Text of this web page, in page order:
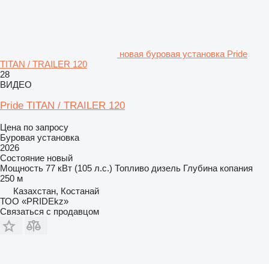
новая буровая установка Pride
TITAN / TRAILER 120
28
ВИДЕО
Pride TITAN / TRAILER 120
Цена по запросу
Буровая установка
2026
Состояние новый
Мощность 77 кВт (105 л.с.) Топливо дизель Глубина копания
250 м
Казахстан, Костанай
ТОО «PRIDEkz»
Связаться с продавцом